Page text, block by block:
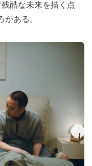
酷な未来を描く点
ある。